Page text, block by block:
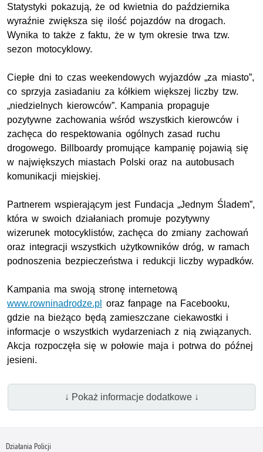
Statystyki pokazują, że od kwietnia do października
wyraźnie zwiększa się ilość pojazdów na drogach.
Wynika to także z faktu, że w tym okresie trwa tzw.
sezon motocyklowy.
Ciepłe dni to czas weekendowych wyjazdów „za miasto”,
co sprzyja zasiadaniu za kółkiem większej liczby tzw.
„niedzielnych kierowców”. Kampania propaguje
pozytywne zachowania wśród wszystkich kierowców i
zachęca do respektowania ogólnych zasad ruchu
drogowego. Billboardy promujące kampanię pojawią się
w największych miastach Polski oraz na autobusach
komunikacji miejskiej.
Partnerem wspierającym jest Fundacja „Jednym Śladem”,
która w swoich działaniach promuje pozytywny
wizerunek motocyklistów, zachęca do zmiany zachowań
oraz integracji wszystkich użytkowników dróg, w ramach
podnoszenia bezpieczeństwa i redukcji liczby wypadków.
Kampania ma swoją stronę internetową
www.rowninadrodze.pl
oraz fanpage na Facebooku,
gdzie na bieżąco będą zamieszczane ciekawostki i
informacje o wszystkich wydarzeniach z nią związanych.
Akcja rozpoczęła się w połowie maja i potrwa do późnej
jesieni.
↓ Pokaż informacje dodatkowe ↓
Działania Policji